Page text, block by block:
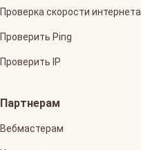
Проверка скорости интернета
Проверить Ping
Проверить IP
Партнерам
Вебмастерам